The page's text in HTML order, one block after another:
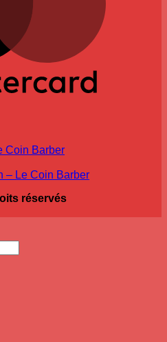
Coin Barber
– Le Coin Barber
réservés